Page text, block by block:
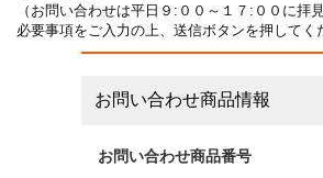
（お問い合わせは平日９:００～１７:００に拝
必要事項をご入力の上、送信ボタンを押してく
お問い合わせ商品情報
お問い合わせ商品番号